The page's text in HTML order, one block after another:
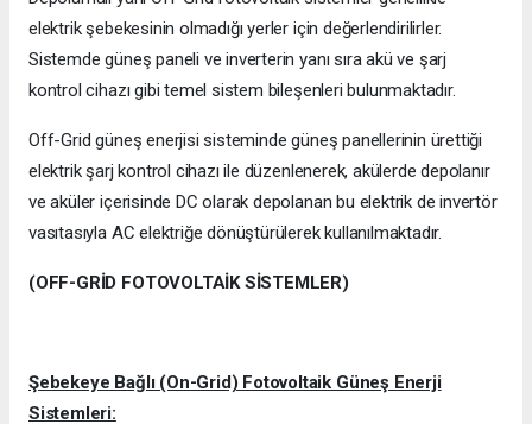
elektrik şebekesinin olmadığı yerler için değerlendirilirler.
Sistemde güneş paneli ve inverterin yanı sıra akü ve şarj
kontrol cihazı gibi temel sistem bileşenleri bulunmaktadır.
Off-Grid güneş enerjisi sisteminde güneş panellerinin ürettiği
elektrik şarj kontrol cihazı ile düzenlenerek, akülerde depolanır
ve aküler içerisinde DC olarak depolanan bu elektrik de invertör
vasıtasıyla AC elektriğe dönüştürülerek kullanılmaktadır.
(OFF-GRİD FOTOVOLTAİK SİSTEMLER)
Şebekeye Bağlı (On-Grid) Fotovoltaik Güneş Enerji
Sistemleri: